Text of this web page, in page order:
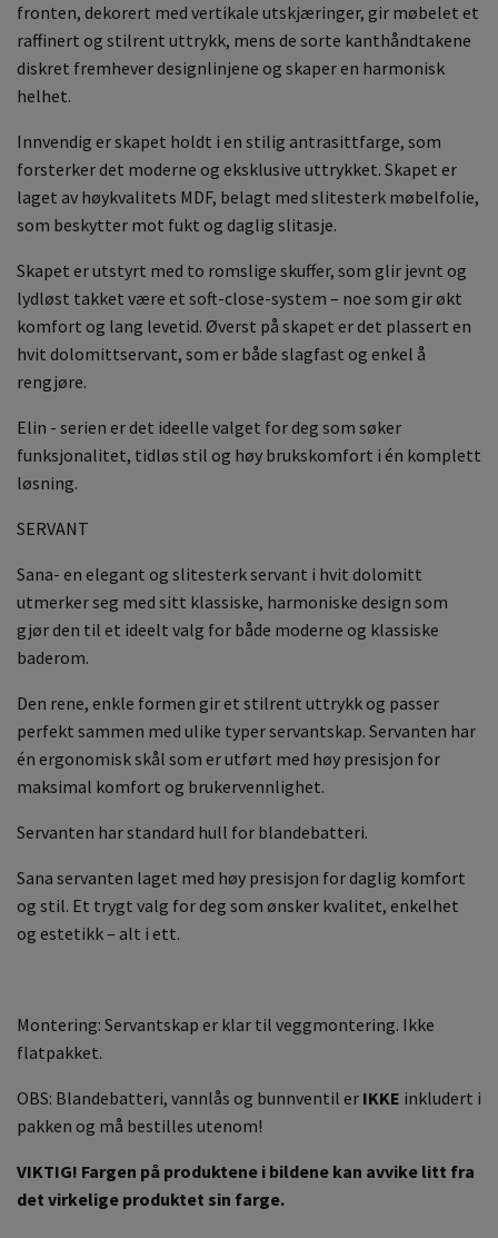
fronten, dekorert med vertikale utskjæringer, gir møbelet et
raffinert og stilrent uttrykk, mens de sorte kanthåndtakene
diskret fremhever designlinjene og skaper en harmonisk
helhet.
Innvendig er skapet holdt i en stilig antrasittfarge, som
forsterker det moderne og eksklusive uttrykket. Skapet er
laget av høykvalitets MDF, belagt med slitesterk møbelfolie,
som beskytter mot fukt og daglig slitasje.
Skapet er utstyrt med to romslige skuffer, som glir jevnt og
lydløst takket være et soft-close-system – noe som gir økt
komfort og lang levetid. Øverst på skapet er det plassert en
hvit dolomittservant, som er både slagfast og enkel å
rengjøre.
Elin - serien er det ideelle valget for deg som søker
funksjonalitet, tidløs stil og høy brukskomfort i én komplett
løsning.
SERVANT
Sana- en elegant og slitesterk servant i hvit dolomitt
utmerker seg med sitt klassiske, harmoniske design som
gjør den til et ideelt valg for både moderne og klassiske
baderom.
Den rene, enkle formen gir et stilrent uttrykk og passer
perfekt sammen med ulike typer servantskap. Servanten har
én ergonomisk skål som er utført med høy presisjon for
maksimal komfort og brukervennlighet.
Servanten har standard hull for blandebatteri.
Sana servanten laget med høy presisjon for daglig komfort
og stil. Et trygt valg for deg som ønsker kvalitet, enkelhet
og estetikk – alt i ett.
Montering: Servantskap er klar til veggmontering. Ikke
flatpakket.
OBS: Blandebatteri, vannlås og bunnventil er IKKE inkludert i
pakken og må bestilles utenom!
VIKTIG! Fargen på produktene i bildene kan avvike litt fra
det virkelige produktet sin farge.